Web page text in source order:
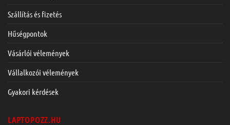
Szállítás és fizetés
Hűségpontok
Vásárlói vélemények
Vállalkozói vélemények
Gyakori kérdések
LAPTOPOZZ.HU